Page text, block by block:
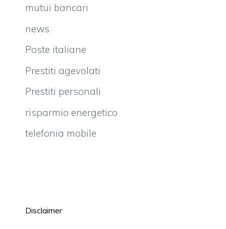
mutui bancari
news
Poste italiane
Prestiti agevolati
Prestiti personali
risparmio energetico
telefonia mobile
Disclaimer